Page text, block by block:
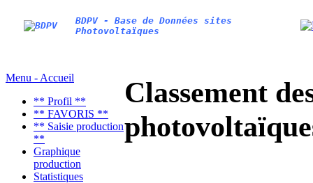
BDPV - Base de Données sites
Photovoltaïques
Menu - Accueil
** Profil **
** FAVORIS **
** Saisie production
**
Graphique
production
Statistiques
Classement